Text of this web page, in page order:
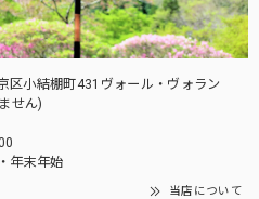
「御朱印帳を華やかに彩る」御朱印帳 水引ゴムバンド
に使いたいと思います。 有
区小結棚町431ヴォール・ヴォラン
せん)
年末年始
当店について